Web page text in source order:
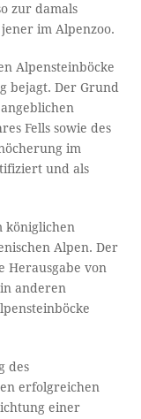
zur damals
im Alpenzoo.
Alpensteinböcke
bejagt. Der Grund
Fells sowie des
im
und als
königlichen
Alpen. Der
Herausgabe von
anderen
des
erfolgreichen
einer